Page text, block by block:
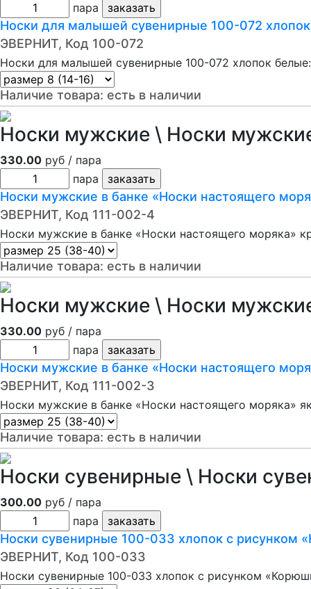
пара
Носки для малышей сувенирные 100-072
ЭВЕРНИТ, Код 100-072
Носки для малышей сувенирные 100-072 хлопок
Наличие товара: есть в наличии
Носки мужские \ Носки
330.00 руб / пара
пара
Носки мужские в банке «Носки настоящего
ЭВЕРНИТ, Код 111-002-4
Носки мужские в банке «Носки настоящего моряка»
Наличие товара: есть в наличии
Носки мужские \ Носки
330.00 руб / пара
пара
Носки мужские в банке «Носки настоящего
ЭВЕРНИТ, Код 111-002-3
Носки мужские в банке «Носки настоящего моряка»
Наличие товара: есть в наличии
Носки сувенирные \ Носки
300.00 руб / пара
пара
Носки сувенирные 100-033 хлопок с рисунком
ЭВЕРНИТ, Код 100-033
Носки сувенирные 100-033 хлопок с рисунком